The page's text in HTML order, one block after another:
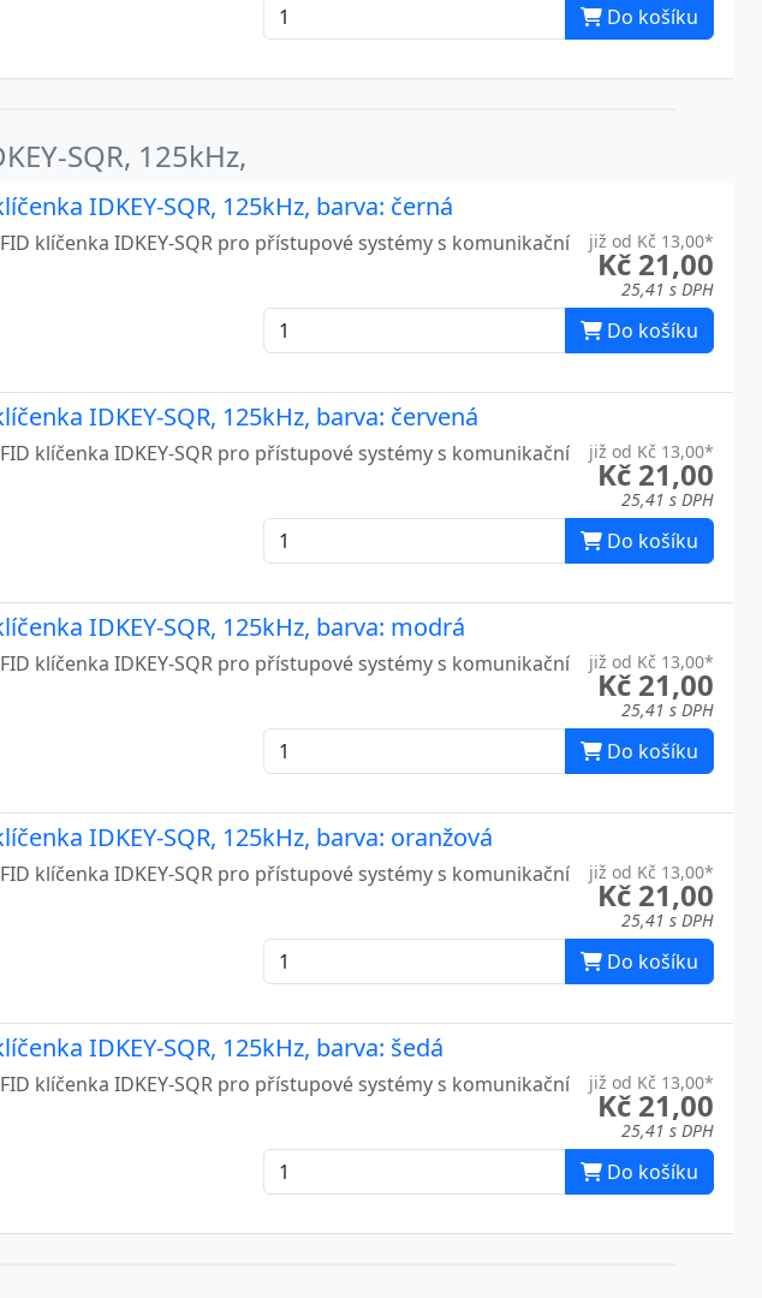
Do košíku
SQR, 125kHz,
IDKEY-SQR, 125kHz, barva: černá
již od Kč 13,00*
Kč 21,00
25,41 s DPH
klíčenka IDKEY-SQR pro přístupové systémy s komunikační
Do košíku
IDKEY-SQR, 125kHz, barva: červená
již od Kč 13,00*
Kč 21,00
25,41 s DPH
klíčenka IDKEY-SQR pro přístupové systémy s komunikační
Do košíku
IDKEY-SQR, 125kHz, barva: modrá
již od Kč 13,00*
Kč 21,00
25,41 s DPH
klíčenka IDKEY-SQR pro přístupové systémy s komunikační
Do košíku
IDKEY-SQR, 125kHz, barva: oranžová
již od Kč 13,00*
Kč 21,00
25,41 s DPH
klíčenka IDKEY-SQR pro přístupové systémy s komunikační
Do košíku
IDKEY-SQR, 125kHz, barva: šedá
již od Kč 13,00*
Kč 21,00
25,41 s DPH
klíčenka IDKEY-SQR pro přístupové systémy s komunikační
Do košíku